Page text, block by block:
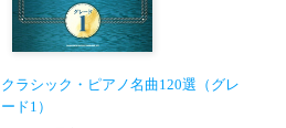
クラシック・ピアノ名曲120選（グレ
ード1）